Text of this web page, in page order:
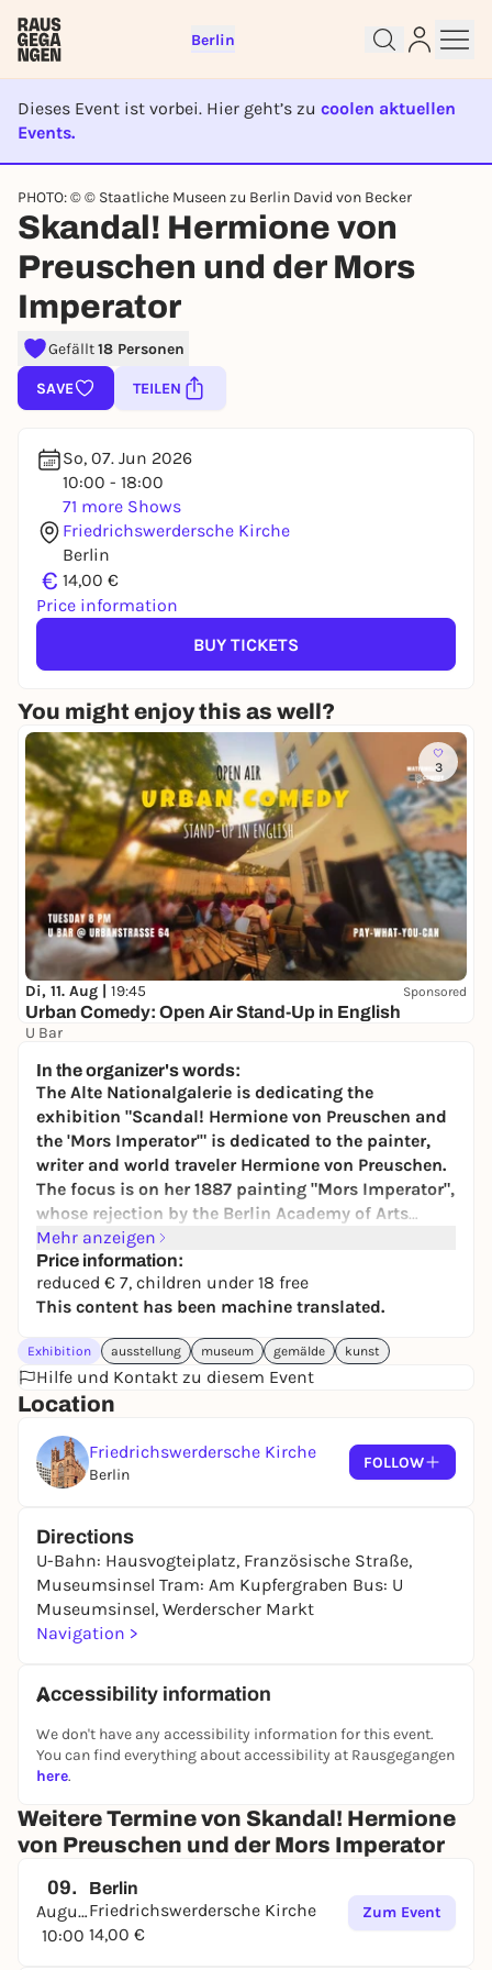
Berlin
Dieses Event ist vorbei. Hier geht’s zu coolen aktuellen
Events.
EVENT IST BEENDET
PHOTO: © © Staatliche Museen zu Berlin David von Becker
Skandal! Hermione von
Preuschen und der Mors
Imperator
Gefällt18 Personen
SAVE TEILEN
So, 07. Jun 2026
10:00 - 18:00
71 more Shows
Friedrichswerdersche Kirche
Berlin
€ 14,00 €
Price information
BUY TICKETS
You might enjoy this as well?
3
Di, 11. Aug | 19:45 Sponsored
Urban Comedy: Open Air Stand-Up in English
U Bar
In the organizer's words:
The Alte Nationalgalerie is dedicating the
exhibition "Scandal! Hermione von Preuschen and
the 'Mors Imperator'" is dedicated to the painter,
writer and world traveler Hermione von Preuschen.
The focus is on her 1887 painting "Mors Imperator",
whose rejection by the Berlin Academy of Arts
made her instantly famous.
Mehr anzeigen
Price information:
reduced € 7, children under 18 free
This content has been machine translated.
Exhibition ausstellung museum gemälde kunst
Hilfe und Kontakt zu diesem Event
Location
Friedrichswerdersche Kirche
Berlin
FOLLOW
Directions
U-Bahn: Hausvogteiplatz, Französische Straße,
Museumsinsel Tram: Am Kupfergraben Bus: U
Museumsinsel, Werderscher Markt
Navigation >
Accessibility information
We don't have any accessibility information for this event.
You can find everything about accessibility at Rausgegangen
here.
Weitere Termine von Skandal! Hermione
von Preuschen und der Mors Imperator
09.
August
10:00
Berlin
Friedrichswerdersche Kirche
14,00 €
Zum Event
Sign up for free and get started
right away
To like events, follow pages, or participate in
lotteries, you need a free Rausgegangen account.
You already have an account?